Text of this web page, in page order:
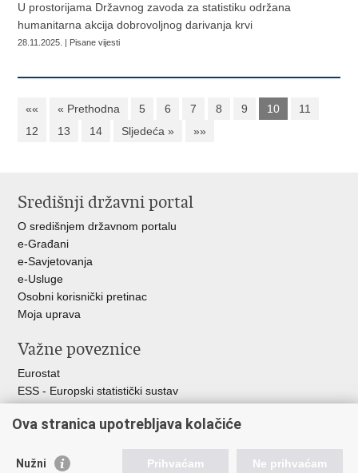
U prostorijama Državnog zavoda za statistiku održana
humanitarna akcija dobrovoljnog darivanja krvi
28.11.2025. | Pisane vijesti
«« « Prethodna 5 6 7 8 9 10
11
12
13 14 Sljedeća » »»
Središnji državni portal
O središnjem državnom portalu
e-Građani
e-Savjetovanja
e-Usluge
Osobni korisnički pretinac
Moja uprava
Važne poveznice
Eurostat
ESS - Europski statistički sustav
Statistički savjet Republike Hrvatske
Statistički sustav Republike Hrvatske
Ova stranica upotrebljava kolačiće
Nužni Prihvaćam Ne prihvaćam